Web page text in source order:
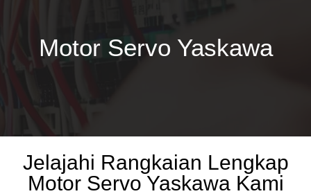
Motor Servo Yaskawa
Jelajahi Rangkaian Lengkap
Motor Servo Yaskawa Kami